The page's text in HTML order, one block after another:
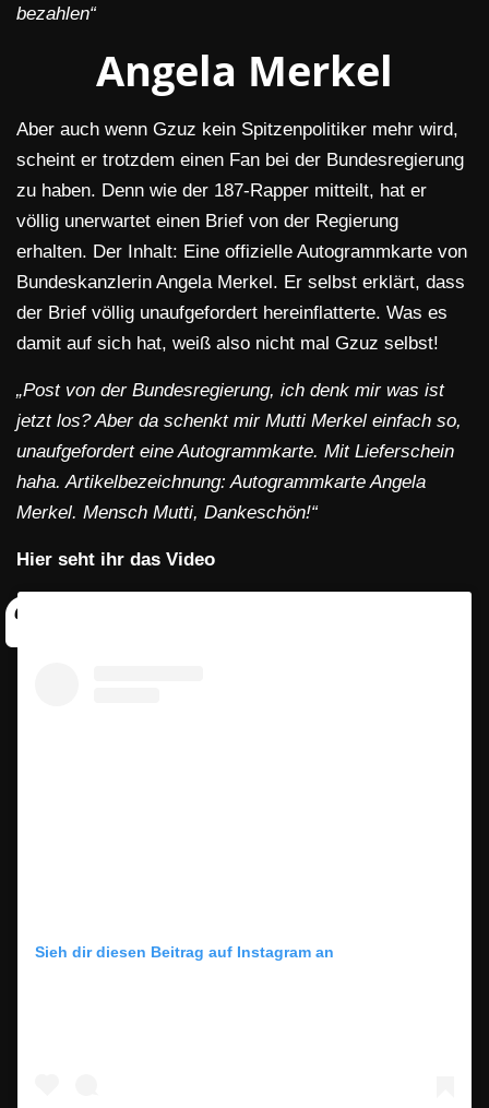
bezahlen“
Angela Merkel
Aber auch wenn Gzuz kein Spitzenpolitiker mehr wird,
scheint er trotzdem einen Fan bei der Bundesregierung
zu haben. Denn wie der 187-Rapper mitteilt, hat er
völlig unerwartet einen Brief von der Regierung
erhalten. Der Inhalt: Eine offizielle Autogrammkarte von
Bundeskanzlerin Angela Merkel. Er selbst erklärt, dass
der Brief völlig unaufgefordert hereinflatterte. Was es
damit auf sich hat, weiß also nicht mal Gzuz selbst!
„Post von der Bundesregierung, ich denk mir was ist
jetzt los? Aber da schenkt mir Mutti Merkel einfach so,
unaufgefordert eine Autogrammkarte. Mit Lieferschein
haha. Artikelbezeichnung: Autogrammkarte Angela
Merkel. Mensch Mutti, Dankeschön!“
Hier seht ihr das Video
Sieh dir diesen Beitrag auf Instagram an